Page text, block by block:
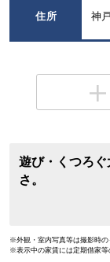
住所 神
遊び・くつろ
さ。
※外観・室内写真等は撮影時の
※表示中の家賃には定期借家等